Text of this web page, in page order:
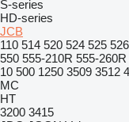
S-series
HD-series
JCB
110 514 520 524 525 526
550 555-210R 555-260R
10 500 1250 3509 3512
MC
HT
3200 3415